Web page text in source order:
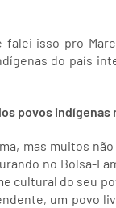
isso pro
do país
povos indígenas
mas muitos
no Bolsa-
cultural do seu
um povo